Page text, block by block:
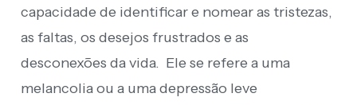
capacidade de identificar e nomear as tristezas,
as faltas, os desejos frustrados e as
desconexões da vida. Ele se refere a uma
melancolia ou a uma depressão leve